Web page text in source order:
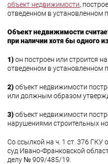
объект недвижимости,
отведенном в установленном
Объект недвижимости
при наличии хотя бы одного
1)он построен или строится
отведенном в установленном
2)объект недвижимости
или должным образом
3)объект недвижимости
нарушениями строительных
Со ссылкой на ч. 1 ст. 376 ГКУ
суд Ивано-Франковской
делу № 909/485/19.